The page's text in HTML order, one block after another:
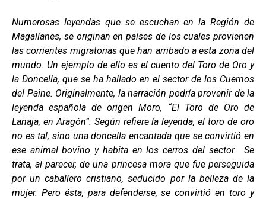
Numerosas leyendas que se escuchan en la Región de
Magallanes, se originan en países de los cuales provienen
las corrientes migratorias que han arribado a esta zona del
mundo. Un ejemplo de ello es el cuento del Toro de Oro y
la Doncella, que se ha hallado en el sector de los Cuernos
del Paine. Originalmente, la narración podría provenir de la
leyenda española de origen Moro, “El Toro de Oro de
Lanaja, en Aragón”. Según refiere la leyenda, el toro de oro
no es tal, sino una doncella encantada que se convirtió en
ese animal bovino y habita en los cerros del sector. Se
trata, al parecer, de una princesa mora que fue perseguida
por un caballero cristiano, seducido por la belleza de la
mujer. Pero ésta, para defenderse, se convirtió en toro y